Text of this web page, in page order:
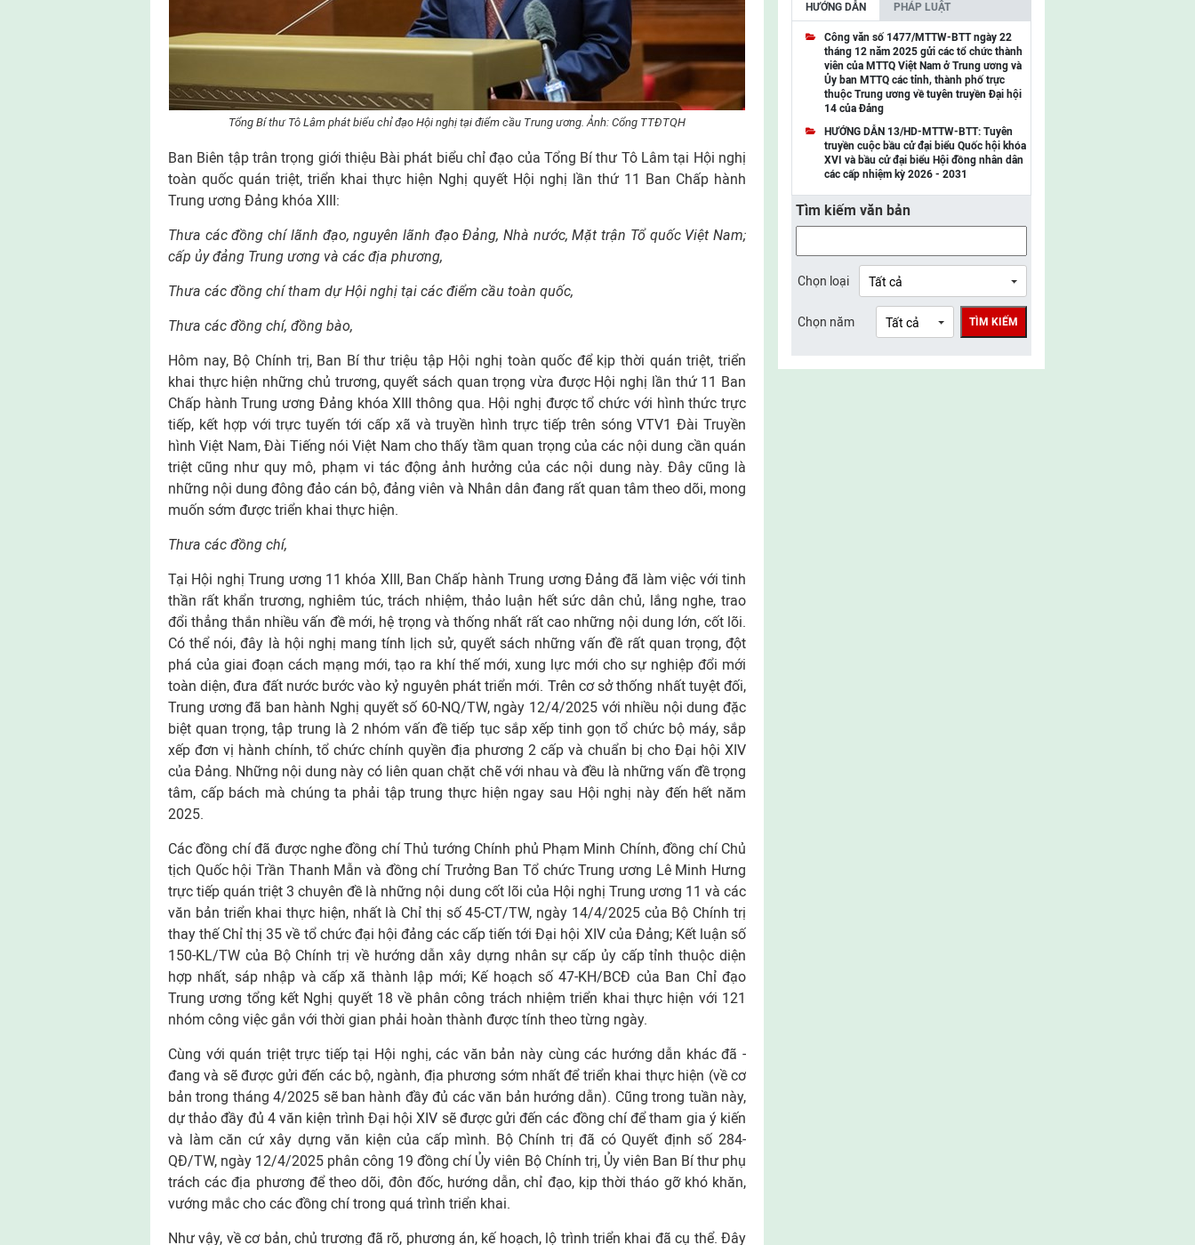
Tổng Bí thư Tô Lâm phát biểu chỉ đạo Hội nghị tại điểm cầu Trung ương.Ảnh: Cổng TTĐTQH
Ban Biên tập trân trọng giới thiệu Bài phát biểu chỉ đạo của Tổng Bí thư Tô Lâm tại Hội nghị
toàn quốc quán triệt, triển khai thực hiện Nghị quyết Hội nghị lần thứ 11 Ban Chấp hành
Trung ương Đảng khóa XIII:
Thưa các đồng chí lãnh đạo, nguyên lãnh đạo Đảng, Nhà nước, Mặt trận Tổ quốc Việt Nam;
cấp ủy đảng Trung ương và các địa phương,
Thưa các đồng chí tham dự Hội nghị tại các điểm cầu toàn quốc,
Thưa các đồng chí, đồng bào,
Hôm nay, Bộ Chính trị, Ban Bí thư triệu tập Hội nghị toàn quốc để kịp thời quán triệt, triển
khai thực hiện những chủ trương, quyết sách quan trọng vừa được Hội nghị lần thứ 11 Ban
Chấp hành Trung ương Đảng khóa XIII thông qua. Hội nghị được tổ chức với hình thức trực
tiếp, kết hợp với trực tuyến tới cấp xã và truyền hình trực tiếp trên sóng VTV1 Đài Truyền
hình Việt Nam, Đài Tiếng nói Việt Nam cho thấy tầm quan trọng của các nội dung cần quán
triệt cũng như quy mô, phạm vi tác động ảnh hưởng của các nội dung này. Đây cũng là
những nội dung đông đảo cán bộ, đảng viên và Nhân dân đang rất quan tâm theo dõi, mong
muốn sớm được triển khai thực hiện.
Thưa các đồng chí,
Tại Hội nghị Trung ương 11 khóa XIII, Ban Chấp hành Trung ương Đảng đã làm việc với tinh
thần rất khẩn trương, nghiêm túc, trách nhiệm, thảo luận hết sức dân chủ, lắng nghe, trao
đổi thẳng thắn nhiều vấn đề mới, hệ trọng và thống nhất rất cao những nội dung lớn, cốt lõi.
Có thể nói, đây là hội nghị mang tính lịch sử, quyết sách những vấn đề rất quan trọng, đột
phá của giai đoạn cách mạng mới, tạo ra khí thế mới, xung lực mới cho sự nghiệp đổi mới
toàn diện, đưa đất nước bước vào kỷ nguyên phát triển mới. Trên cơ sở thống nhất tuyệt đối,
Trung ương đã ban hành Nghị quyết số 60-NQ/TW, ngày 12/4/2025 với nhiều nội dung đặc
biệt quan trọng, tập trung là 2 nhóm vấn đề tiếp tục sắp xếp tinh gọn tổ chức bộ máy, sắp
xếp đơn vị hành chính, tổ chức chính quyền địa phương 2 cấp và chuẩn bị cho Đại hội XIV
của Đảng. Những nội dung này có liên quan chặt chẽ với nhau và đều là những vấn đề trọng
tâm, cấp bách mà chúng ta phải tập trung thực hiện ngay sau Hội nghị này đến hết năm
2025.
Các đồng chí đã được nghe đồng chí Thủ tướng Chính phủ Phạm Minh Chính, đồng chí Chủ
tịch Quốc hội Trần Thanh Mẫn và đồng chí Trưởng Ban Tổ chức Trung ương Lê Minh Hưng
trực tiếp quán triệt 3 chuyên đề là những nội dung cốt lõi của Hội nghị Trung ương 11 và các
văn bản triển khai thực hiện, nhất là Chỉ thị số 45-CT/TW, ngày 14/4/2025 của Bộ Chính trị
thay thế Chỉ thị 35 về tổ chức đại hội đảng các cấp tiến tới Đại hội XIV của Đảng; Kết luận số
150-KL/TW của Bộ Chính trị về hướng dẫn xây dựng nhân sự cấp ủy cấp tỉnh thuộc diện
hợp nhất, sáp nhập và cấp xã thành lập mới; Kế hoạch số 47-KH/BCĐ của Ban Chỉ đạo
Trung ương tổng kết Nghị quyết 18 về phân công trách nhiệm triển khai thực hiện với 121
nhóm công việc gắn với thời gian phải hoàn thành được tính theo từng ngày.
Cùng với quán triệt trực tiếp tại Hội nghị, các văn bản này cùng các hướng dẫn khác đã -
đang và sẽ được gửi đến các bộ, ngành, địa phương sớm nhất để triển khai thực hiện (về cơ
bản trong tháng 4/2025 sẽ ban hành đầy đủ các văn bản hướng dẫn). Cũng trong tuần này,
dự thảo đầy đủ 4 văn kiện trình Đại hội XIV sẽ được gửi đến các đồng chí để tham gia ý kiến
và làm căn cứ xây dựng văn kiện của cấp mình. Bộ Chính trị đã có Quyết định số 284-
QĐ/TW, ngày 12/4/2025 phân công 19 đồng chí Ủy viên Bộ Chính trị, Ủy viên Ban Bí thư phụ
trách các địa phương để theo dõi, đôn đốc, hướng dẫn, chỉ đạo, kịp thời tháo gỡ khó khăn,
vướng mắc cho các đồng chí trong quá trình triển khai.
Như vậy, về cơ bản, chủ trương đã rõ, phương án, kế hoạch, lộ trình triển khai đã cụ thể. Đây
UBMTTQ Việt Nam tỉnh Cao Bằng
UBMTTQ Việt Nam tỉnh Lạng Sơn
UBMTTQ Việt Nam tỉnh Lai Châu
UBMTTQ Việt Nam tỉnh Điện Biên
UBMTTQ Việt Nam tỉnh Sơn La
UBMTTQ Việt Nam tỉnh Thanh Hóa
UBMTTQ Việt Nam tỉnh Nghệ An
UBMTTQ Việt Nam tỉnh Lào Cai
UBMTTQ Việt Nam tỉnh Thái Nguyên
HƯỚNG DẪN PHÁP LUẬT
Công văn số 1477/MTTW-BTT ngày 22
tháng 12 năm 2025 gửi các tổ chức thành
viên của MTTQ Việt Nam ở Trung ương và
Ủy ban MTTQ các tỉnh, thành phố trực
thuộc Trung ương về tuyên truyền Đại hội
14 của Đảng
HƯỚNG DẪN 13/HD-MTTW-BTT: Tuyên
truyền cuộc bầu cử đại biểu Quốc hội khóa
XVI và bầu cử đại biểu Hội đồng nhân dân
các cấp nhiệm kỳ 2026 - 2031
Tìm kiếm văn bản
Chọn loại
Chọn năm TÌM KIẾM